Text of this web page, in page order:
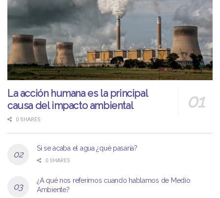
La acción humana es la principal
causa del impacto ambiental
0 SHARES
Si se acaba el agua ¿qué pasaría?
0 SHARES
¿A qué nos referimos cuando hablamos de Medio
Ambiente?